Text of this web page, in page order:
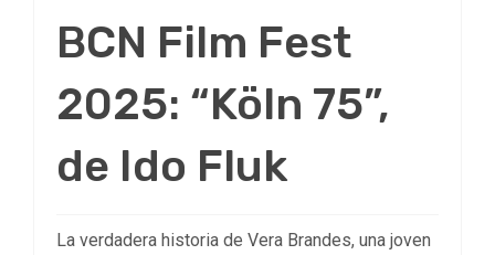
BCN Film Fest
2025: “Köln 75”,
de Ido Fluk
La verdadera historia de Vera Brandes, una joven